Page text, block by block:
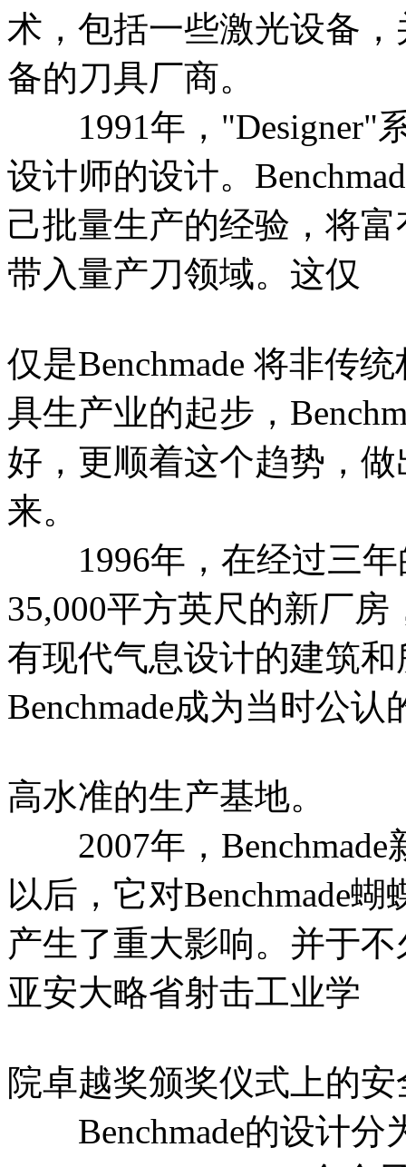
术，包括一些激光设备
备的刀具厂商。
1991年，"Designer"
设计师的设计。
己批量生产的经验，将
带入量产刀领域。这仅
仅是Benchmade 将非传
具生产业的起步，
好，更顺着这个趋势，
来。
1996年，在经过三年
35,000平方英尺的新厂
有现代气息设计的建筑
Benchmade成为当时公认
高水准的生产基地。
2007年，Benchmade
以后，它对Benchmade
产生了重大影响。并于
亚安大略省射击工业学
院卓越奖颁奖仪式上的
Benchmade的设计分